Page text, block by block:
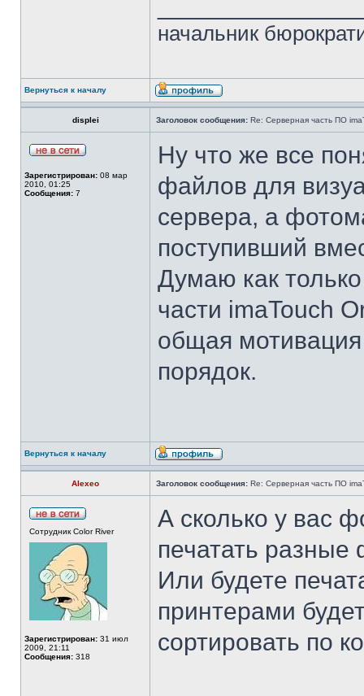
начальник
Вернуться к началу
displei Заголовок сообщения: Re: Серверная часть ПО
Зарегистрирован: 08 мар
2010, 01:25
Сообщения: 7
Ну что же все
файлов для
сервера, а
поступивший
Думаю как
части imaTouch
общая мотивация
порядок.
Вернуться к началу
Alexeo Заголовок сообщения: Re: Серверная часть ПО
Сотрудник Color River
Зарегистрирован: 31 июл
2009, 21:11
Сообщения: 318
А сколько у вас
печатать
Или будете
принтерами
сортировать по